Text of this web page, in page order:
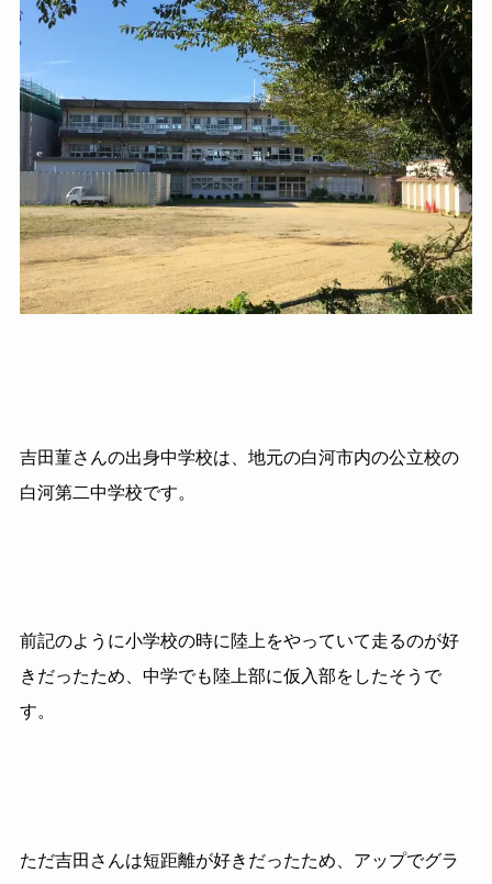
吉田菫さんの出身中学校は、地元の白河市内の公立校の
白河第二中学校です。
前記のように小学校の時に陸上をやっていて走るのが好
きだったため、中学でも陸上部に仮入部をしたそうで
す。
ただ吉田さんは短距離が好きだったため、アップでグラ